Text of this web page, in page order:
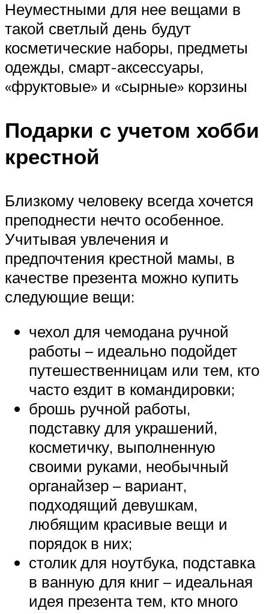
Неуместными для нее вещами в
такой светлый день будут
косметические наборы, предметы
одежды, смарт-аксессуары,
«фруктовые» и «сырные» корзины
Подарки с учетом хобби
крестной
Близкому человеку всегда хочется
преподнести нечто особенное.
Учитывая увлечения и
предпочтения крестной мамы, в
качестве презента можно купить
следующие вещи:
чехол для чемодана ручной
работы – идеально подойдет
путешественницам или тем, кто
часто ездит в командировки;
брошь ручной работы,
подставку для украшений,
косметичку, выполненную
своими руками, необычный
органайзер – вариант,
подходящий девушкам,
любящим красивые вещи и
порядок в них;
столик для ноутбука, подставка
в ванную для книг – идеальная
идея презента тем, кто много